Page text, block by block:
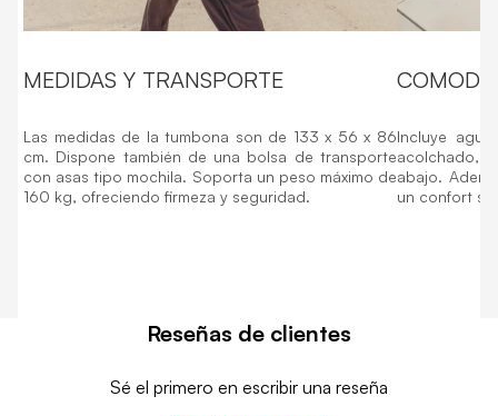
MEDIDAS Y TRANSPORTE
Las medidas de la tumbona son de 133 x 56 x 86
cm. Dispone también de una bolsa de transporte
con asas tipo mochila. Soporta un peso máximo de
160 kg, ofreciendo firmeza y seguridad.
Incluye
acolchado,
abajo.
un confort
Reseñas de clientes
Sé el primero en escribir una reseña